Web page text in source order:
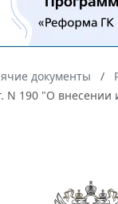
документы
190 "О внесении